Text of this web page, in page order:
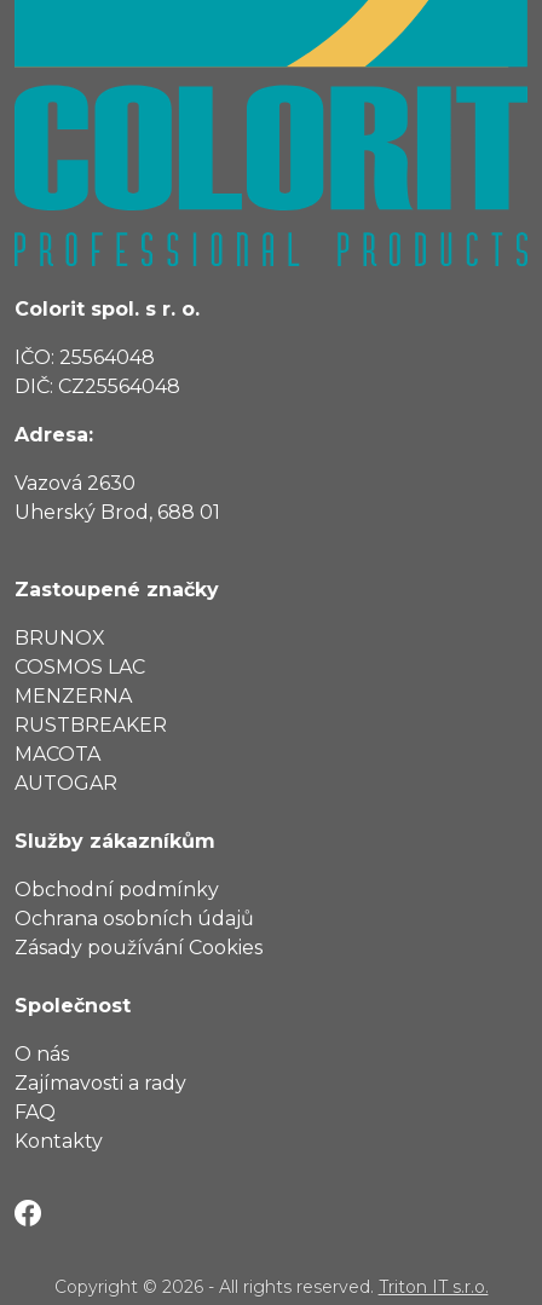
Colorit spol. s r. o.
IČO: 25564048
DIČ: CZ25564048
Adresa:
Vazová 2630
Uherský Brod, 688 01
Zastoupené značky
BRUNOX
COSMOS LAC
MENZERNA
RUSTBREAKER
MACOTA
AUTOGAR
Služby zákazníkům
Obchodní podmínky
Ochrana osobních údajů
Zásady používání Cookies
Společnost
O nás
Zajímavosti a rady
FAQ
Kontakty
Copyright © 2026 - All rights reserved. Triton IT s.r.o.